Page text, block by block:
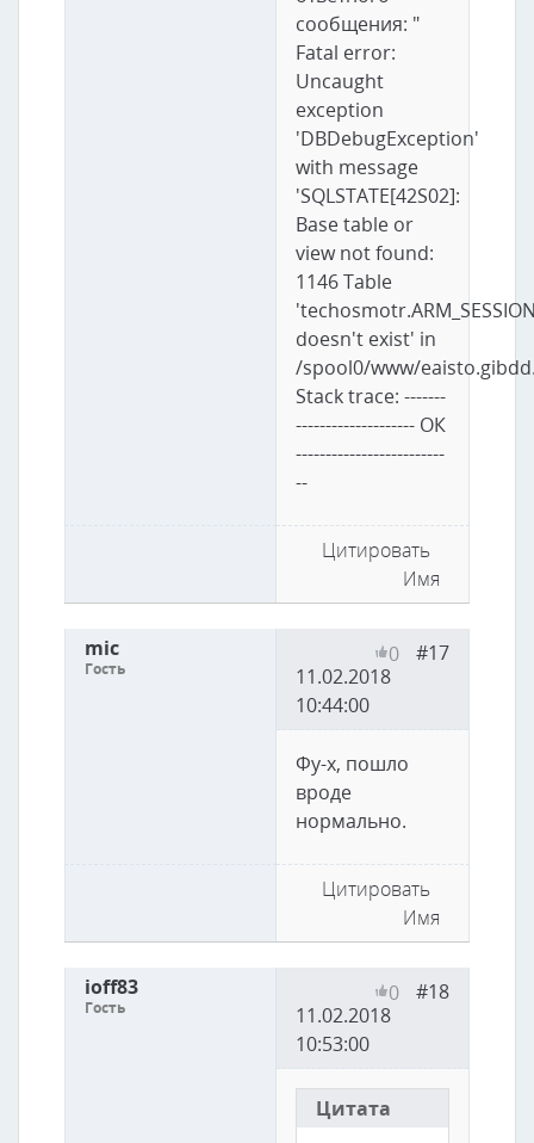
сообщения: "
Fatal error:
Uncaught
exception
'DBDebugException'
with message
'SQLSTATE[42S02]:
Base table or
view not found:
1146 Table
doesn't exist' in
/spool0/www/
Stack trace: -------
-------------------- ОК
-------------------------
--
Цитировать
Имя
mic
Гость
#17
0
11.02.2018
10:44:00
Фу-х, пошло
вроде
нормально.
Цитировать
Имя
ioff83
Гость
#18
0
11.02.2018
10:53:00
Цитата